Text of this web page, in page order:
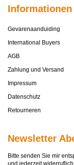
Informationen
Gevarenaanduiding
International Buyers
AGB
Zahlung und Versand
Impressum
Datenschutz
Retourneren
Newsletter
Bitte senden Sie mir
und jederzeit